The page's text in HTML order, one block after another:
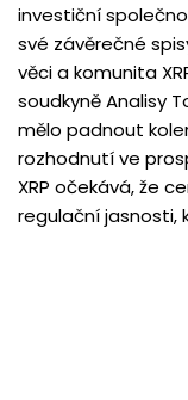
investiční
své závěrečné
věci a komunita
soudkyně Analisy
mělo padnout
rozhodnutí ve
XRP očekává, že
regulační jasnosti,